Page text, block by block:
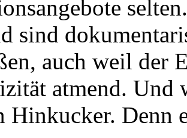
sind
auch weil der
atmend. Und
Hinkucker. Denn